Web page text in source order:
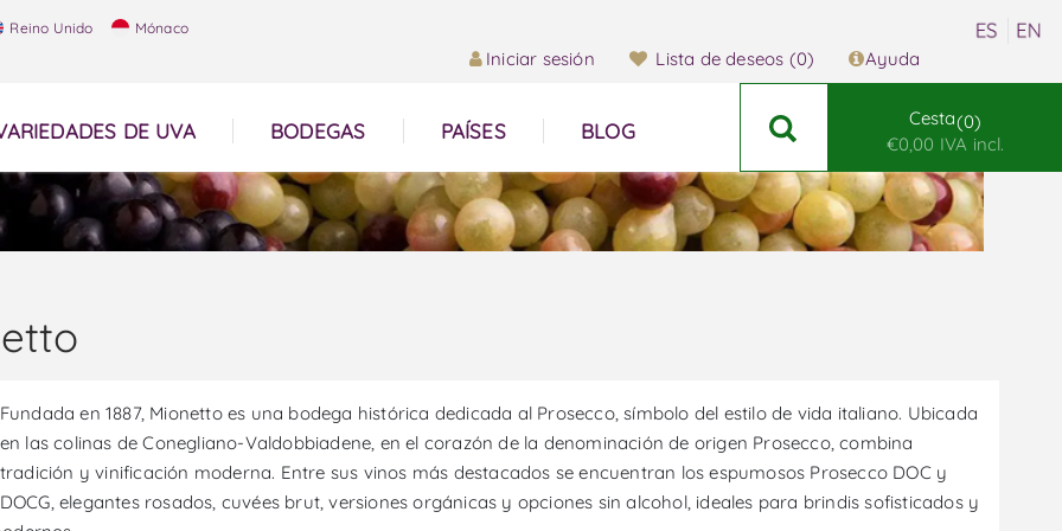
Reino Unido Mónaco
Iniciar sesión Lista de deseos (0) Ayuda
DE UVA BODEGAS PAÍSES BLOG
Cesta 0
€0,00 IVA incl.
Fundada en 1887, Mionetto es una bodega histórica dedicada al Prosecco, símbolo del estilo de vida italiano. Ubicada
en las colinas de Conegliano-Valdobbiadene, en el corazón de la denominación de origen Prosecco, combina
tradición y vinificación moderna. Entre sus vinos más destacados se encuentran los espumosos Prosecco DOC y
DOCG, elegantes rosados, cuvées brut, versiones orgánicas y opciones sin alcohol, ideales para brindis sofisticados y